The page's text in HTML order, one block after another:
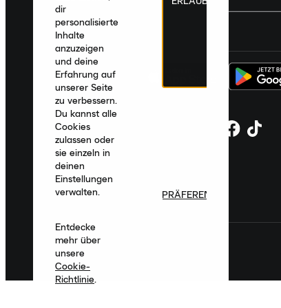
dir
personalisierte
Inhalte
anzuzeigen
und deine
Erfahrung auf
unserer Seite
zu verbessern.
Du kannst alle
Cookies
zulassen oder
sie einzeln in
deinen
Einstellungen
verwalten.
Entdecke
mehr über
unsere
Cookie-
Richtlinie.
PRÄFERENZEN